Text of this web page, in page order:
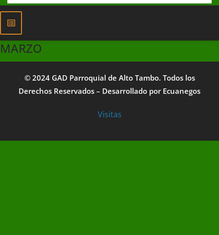
MARZO
© 2024 GAD Parroquial de Alto Tambo. Todos los
Derechos Reservados – Desarrollado por Ecuanegos
Visitas